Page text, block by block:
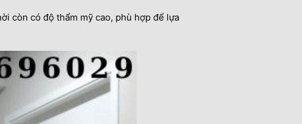
còn có độ thẩm mỹ cao, phù hợp để lựa